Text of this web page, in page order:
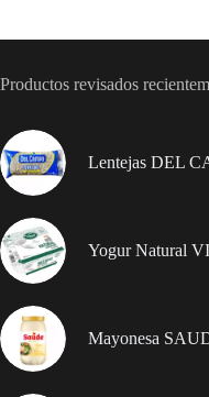
de
–
1
Productos revisados
Lentejas DEL
Yogur Natural
Mayonesa